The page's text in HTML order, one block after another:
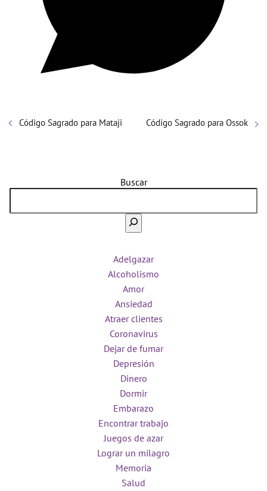
Código Sagrado para Mataji Código Sagrado para Ossok
Buscar
Adelgazar
Alcoholismo
Amor
Ansiedad
Atraer clientes
Coronavirus
Dejar de fumar
Depresión
Dinero
Dormir
Embarazo
Encontrar trabajo
Juegos de azar
Lograr un milagro
Memoria
Salud